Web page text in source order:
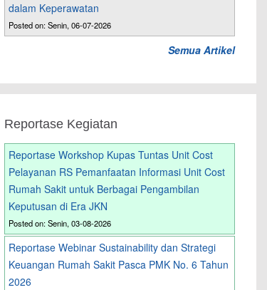
dalam Keperawatan
Posted on: Senin, 06-07-2026
Semua Artikel
Reportase Kegiatan
Reportase Workshop Kupas Tuntas Unit Cost
Pelayanan RS Pemanfaatan Informasi Unit Cost
Rumah Sakit untuk Berbagai Pengambilan
Keputusan di Era JKN
Posted on: Senin, 03-08-2026
Reportase Webinar Sustainability dan Strategi
Keuangan Rumah Sakit Pasca PMK No. 6 Tahun
2026